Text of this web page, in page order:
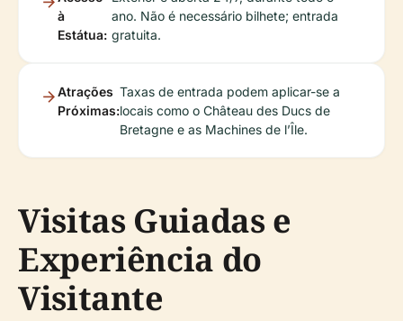
à
Estátua:
ano. Não é necessário bilhete; entrada
gratuita.
Atrações
Próximas:
Taxas de entrada podem aplicar-se a
locais como o Château des Ducs de
Bretagne e as Machines de l’Île.
Visitas Guiadas e
Experiência do
Visitante